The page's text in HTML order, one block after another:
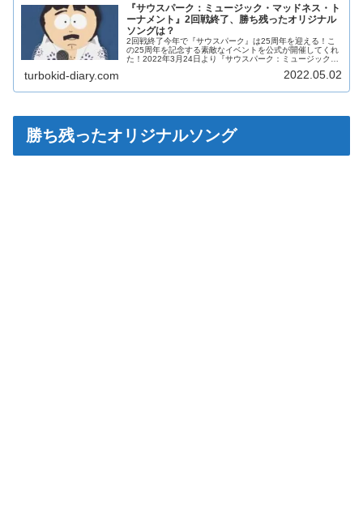
『サウスパーク：ミュージック・マッドネス・ト
ーナメント』2回戦終了、勝ち残ったオリジナル
ソングは？
2回戦終了今年で『サウスパーク』は25周年を迎える！こ
の25周年を記念する素敵なイベントを公式が開催してくれ
た！2022年3月24日より『サウスパーク：ミュージック・
turbokid-diary.com 2022.05.02
勝ち残ったオリジナルソング